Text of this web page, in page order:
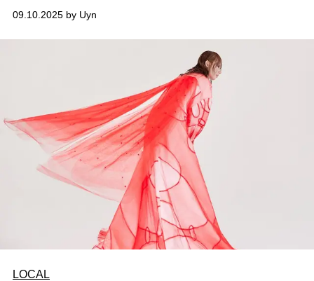
09.10.2025 by Uyn
LOCAL